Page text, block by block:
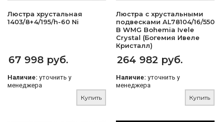
Люстра хрустальная
1403/8+4/195/h-60 Ni
67 998 руб.
Наличие: уточнить у
менеджера
Купить
Люстра с хрустальными
подвесками AL78104/16/550
B WMG Bohemia Ivele
Crystal (Богемия Ивеле
Кристалл)
264 982 руб.
Наличие: уточнить у
менеджера
Купить